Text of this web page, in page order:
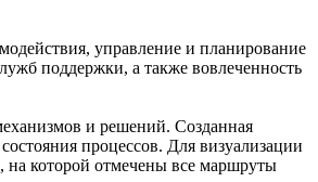
управление и планирование
поддержки, а также вовлеченность
и решений. Созданная
процессов. Для визуализации
на которой отмечены все маршруты